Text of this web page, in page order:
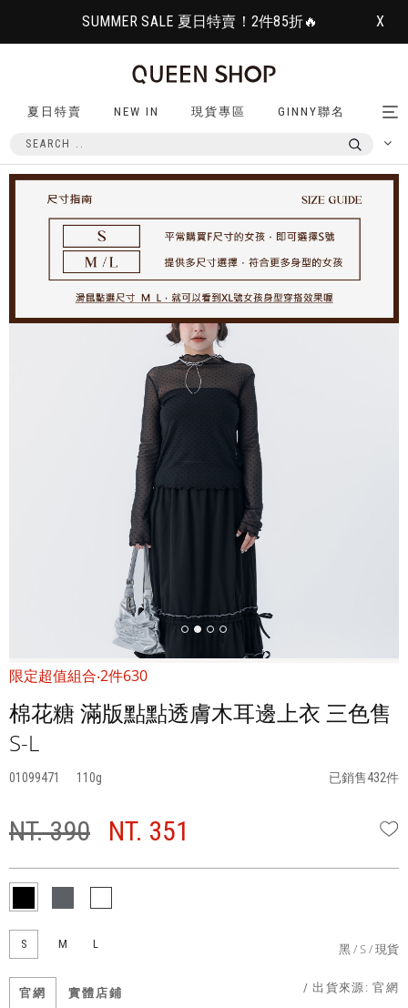
SUMMER SALE 夏日特賣！2件85折🔥 X
夏日特賣 NEW IN 現貨專區 GINNY聯名
限定超值組合‧2件630
棉花糖 滿版點點透膚木耳邊上衣 三色售
S-L
01099471 110 已銷售432件
NT. 390 NT. 351
S M L 黑 S 現貨
官網 實體店鋪 / 出貨來源:官網